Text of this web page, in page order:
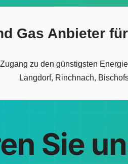
Gas Anbieter
zu den günstigsten
Langdorf, Rinchnach,